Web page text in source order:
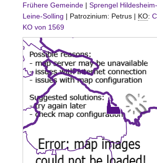
Frühere Gemeinde| Sprengel
Leine-Solling | Patrozinium: Petrus | KO:
KO von 1569